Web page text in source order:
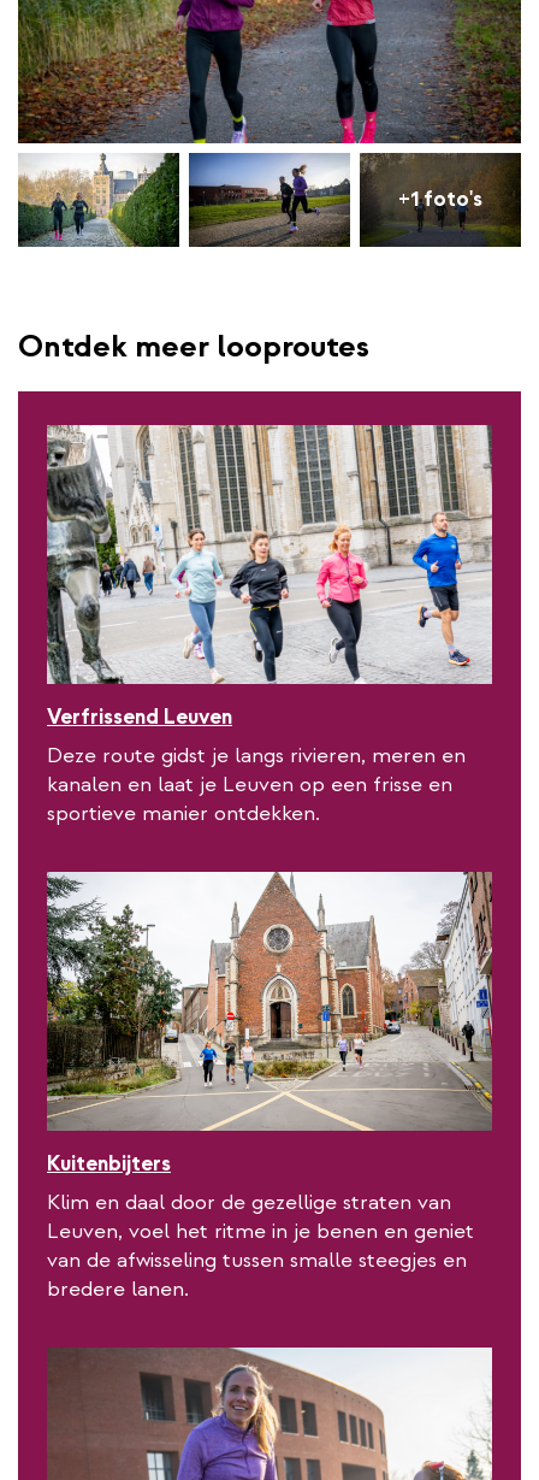
+1 foto's
Ontdek meer looproutes
Verfrissend Leuven
Deze route gidst je langs rivieren, meren en
kanalen en laat je Leuven op een frisse en
sportieve manier ontdekken.
Kuitenbijters
Klim en daal door de gezellige straten van
Leuven, voel het ritme in je benen en geniet
van de afwisseling tussen smalle steegjes en
bredere lanen.